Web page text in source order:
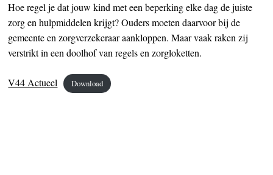
Hoe regel je dat jouw kind met een beperking elke dag de juiste
zorg en hulpmiddelen krijgt? Ouders moeten daarvoor bij de
gemeente en zorgverzekeraar aankloppen. Maar vaak raken zij
verstrikt in een doolhof van regels en zorgloketten.
V44 Actueel Download